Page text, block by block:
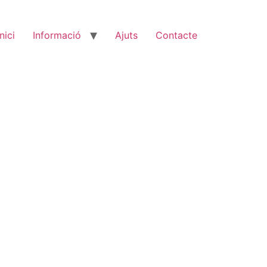
Informació Ajuts Contacte